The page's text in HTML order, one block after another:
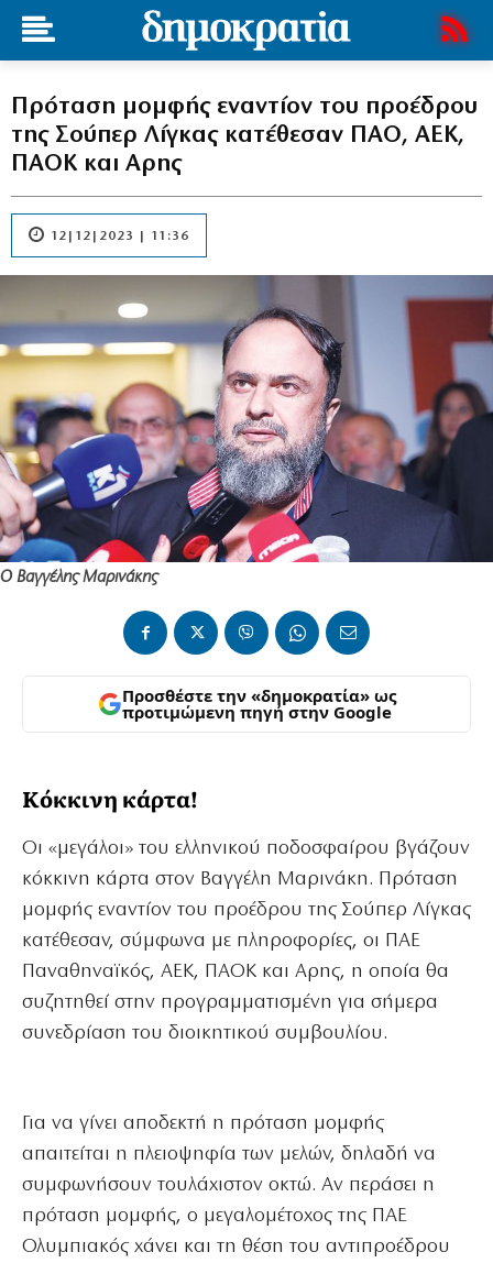
Πρόταση μομφής εναντίον του προέδρου
της Σούπερ Λίγκας κατέθεσαν ΠΑΟ, ΑΕΚ,
ΠΑΟΚ και Αρης
12|12|2023 | 11:36
Ο Βαγγέλης Μαρινάκης
Προσθέστε την «δημοκρατία» ως
προτιμώμενη πηγή στην Google
Κόκκινη κάρτα!
Οι «μεγάλοι» του ελληνικού ποδοσφαίρου βγάζουν
κόκκινη κάρτα στον Βαγγέλη Μαρινάκη. Πρόταση
μομφής εναντίον του προέδρου της Σούπερ Λίγκας
κατέθεσαν, σύμφωνα με πληροφορίες, οι ΠΑΕ
Παναθηναϊκός, ΑΕΚ, ΠΑΟΚ και Αρης, η οποία θα
συζητηθεί στην προγραμματισμένη για σήμερα
συνεδρίαση του διοικητικού συμβουλίου.
Για να γίνει αποδεκτή η πρόταση μομφής
απαιτείται η πλειοψηφία των μελών, δηλαδή να
συμφωνήσουν τουλάχιστον οκτώ. Αν περάσει η
πρόταση μομφής, ο μεγαλομέτοχος της ΠΑΕ
Ολυμπιακός χάνει και τη θέση του αντιπροέδρου